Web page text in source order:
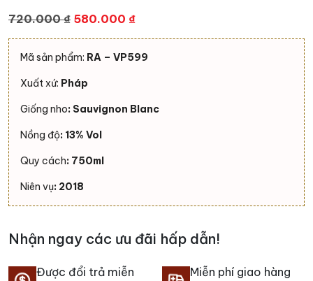
720.000₫ Giá
gốc
là:
580.000 ₫Giá
hiện
tại
Mã sản phẩm: RA – VP599
Xuất xứ: Pháp
Giống nho: Sauvignon Blanc
Nồng độ: 13% Vol
Quy cách: 750ml
Niên vụ: 2018
Nhận ngay các ưu đãi hấp dẫn!
Được đổi trả miễn
Miễn phí giao hàng